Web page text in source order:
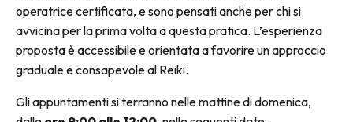
operatrice certificata, e sono pensati anche per chi si
avvicina per la prima volta a questa pratica. L’esperienza
proposta è accessibile e orientata a favorire un approccio
graduale e consapevole al Reiki.
Gli appuntamenti si terranno nelle mattine di domenica,